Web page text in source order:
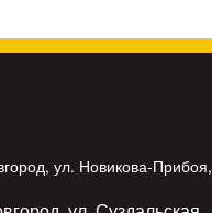
ул. Новикова-Прибоя,